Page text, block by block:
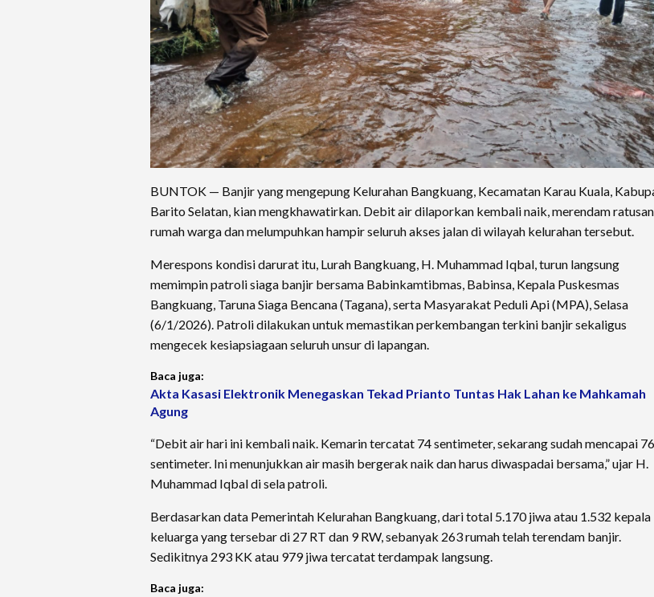
BUNTOK — Banjir yang mengepung Kelurahan Bangkuang, Kecamatan Karau Kuala,
Barito Selatan, kian mengkhawatirkan. Debit air dilaporkan kembali naik, merendam ratusan
rumah warga dan melumpuhkan hampir seluruh akses jalan di wilayah kelurahan tersebut.
Merespons kondisi darurat itu, Lurah Bangkuang, H. Muhammad Iqbal, turun langsung
memimpin patroli siaga banjir bersama Babinkamtibmas, Babinsa, Kepala Puskesmas
Bangkuang, Taruna Siaga Bencana (Tagana), serta Masyarakat Peduli Api (MPA), Selasa
(6/1/2026). Patroli dilakukan untuk memastikan perkembangan terkini banjir sekaligus
mengecek kesiapsiagaan seluruh unsur di lapangan.
Baca juga:
Akta Kasasi Elektronik Menegaskan Tekad Prianto Tuntas Hak Lahan ke Mahkamah
Agung
“Debit air hari ini kembali naik. Kemarin tercatat 74 sentimeter, sekarang sudah mencapai 76
sentimeter. Ini menunjukkan air masih bergerak naik dan harus diwaspadai bersama,” ujar H.
Muhammad Iqbal di sela patroli.
Berdasarkan data Pemerintah Kelurahan Bangkuang, dari total 5.170 jiwa atau 1.532 kepala
keluarga yang tersebar di 27 RT dan 9 RW, sebanyak 263 rumah telah terendam banjir.
Sedikitnya 293 KK atau 979 jiwa tercatat terdampak langsung.
Baca juga: